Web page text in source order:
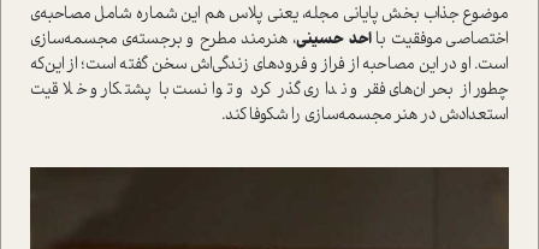
موضوع جذاب بخش پاياني مجله، يعني پلاس هم اين شماره شامل مصاحبه‌ي
اختصاصي موفقيت بااحد حسيني، هنرمند مطرح و برجسته‌ي مجسمه‌سازي
است. او در اين مصاحبه از فراز و فرودهاي زندگي‌اش سخن گفته است؛ از اين‌که
چطور از بحران‌هاي فقر و نداري گذر کرد و توانست با پشتکار و خلاقيت
استعدادش در هنر مجسمه‌سازي را شکوفا کند.